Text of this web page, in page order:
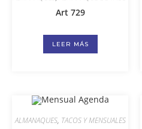
Art 729
LEER MÁS
ALMANAQUES, TACOS Y MENSUALES